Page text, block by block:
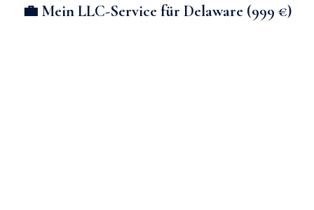
💼 Mein LLC-Service für Delaware (999 €)